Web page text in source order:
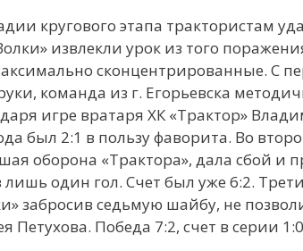
кругового этапа трактористам
извлекли урок из того
сконцентрированные. С
команда из г. Егорьевска
игре вратаря ХК «Трактор»
был 2:1 в пользу фаворита. Во
оборона «Трактора», дала сбой
лишь один гол. Счет был уже 6:2.
забросив седьмую шайбу, не
Петухова. Победа 7:2, счет в серии